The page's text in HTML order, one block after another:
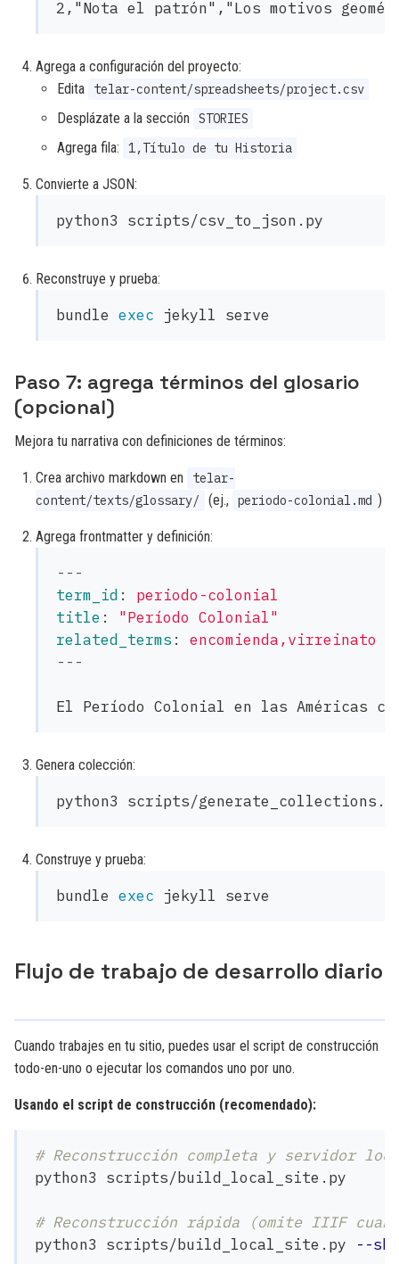
Agrega a configuración del proyecto:
Edita
telar-content/spreadsheets/project.csv
Desplázate a la sección STORIES
Agrega fila: 1,Título de tu Historia
Convierte a JSON:
Reconstruye y prueba:
bundle exec
Paso 7: agrega términos del glosario
(opcional)
Mejora tu narrativa con definiciones de términos:
Crea archivo markdown en
telar-
content/texts/glossary/
(ej., periodo-colonial.md )
Agrega frontmatter y definición:
---
term_id :
periodo-colonial
title : "Período Colonial"
related_terms :
encomienda,virreinato
---
Genera colección:
Construye y prueba:
bundle exec
Flujo de trabajo de desarrollo diario
Cuando trabajes en tu sitio, puedes usar el script de construcción
todo-en-uno o ejecutar los comandos uno por uno.
Usando el script de construcción (recomendado):
# Reconstrucción completa y servidor
python3 scripts/build_local_site.py
# Reconstrucción rápida (omite IIIF
python3 scripts/build_local_site.py
--